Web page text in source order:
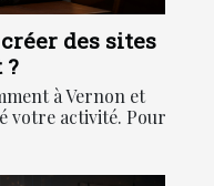
des sites
à Vernon et
votre activité. Pour